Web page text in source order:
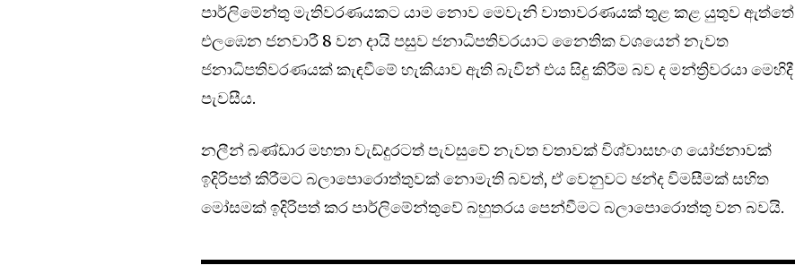
පාර්ලිමේන්තු මැතිවරණයකට යාම නොව මෙවැනි වාතාවරණයක් තුළ කළ යුතුව ඇත්තේ
එලඹෙන ජනවාරී 8 වන දායි පසුව ජනාධිපතිවරයාට නෛතික වශයෙන් නැවත
ජනාධිපතිවරණයක් කැඳවීමේ හැකියාව ඇති බැවින් එය සිදු කිරීම බව ද මන්ත්‍රිවරයා මෙහිදී
පැවසීය.
නලීන් බණ්ඩාර මහතා වැඩ්දුරටත් පැවසුවේ නැවත වතාවක් විශ්වාසභංග යෝජනාවක්
ඉදිරිපත් කිරීමට බලාපොරොත්තුවක් නොමැති බවත්, ඒ වෙනුවට ඡන්ද විමසීමක් සහිත
මෝසමක් ඉදිරිපත් කර පාර්ලිමේන්තුවේ බහුතරය පෙන්වීමට බලාපොරොත්තු වන බවයි.